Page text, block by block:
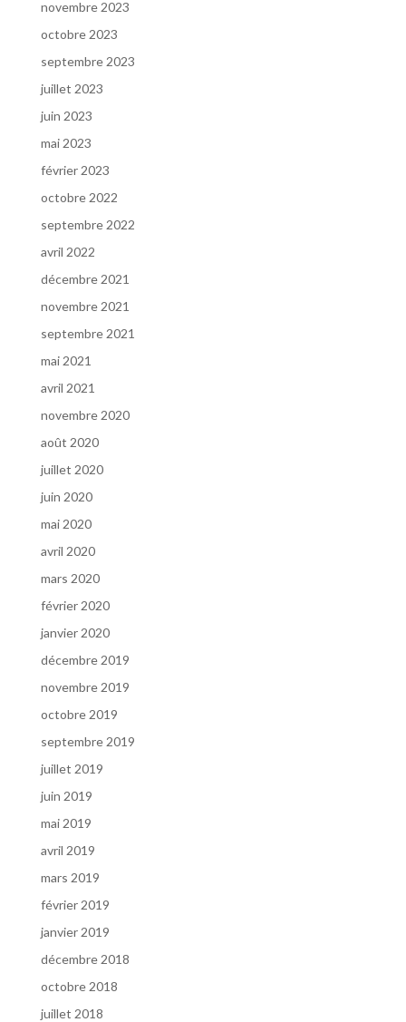
novembre 2023
octobre 2023
septembre 2023
juillet 2023
juin 2023
mai 2023
février 2023
octobre 2022
septembre 2022
avril 2022
décembre 2021
novembre 2021
septembre 2021
mai 2021
avril 2021
novembre 2020
août 2020
juillet 2020
juin 2020
mai 2020
avril 2020
mars 2020
février 2020
janvier 2020
décembre 2019
novembre 2019
octobre 2019
septembre 2019
juillet 2019
juin 2019
mai 2019
avril 2019
mars 2019
février 2019
janvier 2019
décembre 2018
octobre 2018
juillet 2018